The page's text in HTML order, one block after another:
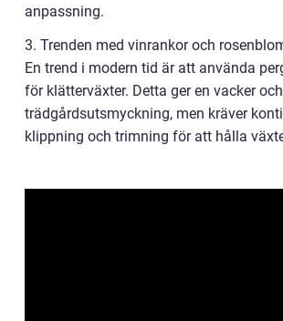
anpassning.
3. Trenden med vinrankor och
En trend i modern tid är att använda
för klätterväxter. Detta ger en vacker
trädgårdsutsmyckning, men kräver
klippning och trimning för att hålla